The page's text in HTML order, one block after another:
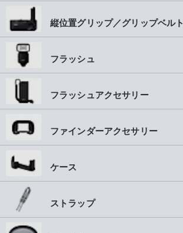
縦位置グリップ／グリップベルト
フラッシュ
フラッシュアクセサリー
ファインダーアクセサリー
ケース
ストラップ